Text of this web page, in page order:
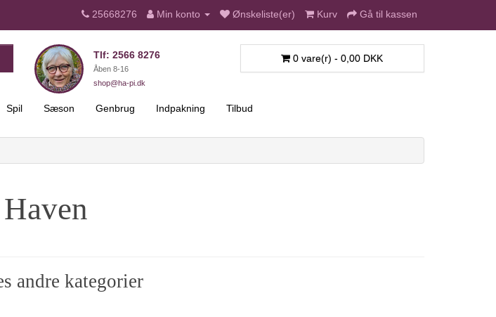
25668276 Min konto Ønskeliste(er) Kurv Gå til kassen
Tlf: 2566 8276
Åben 8-16
shop@ha-pi.dk
0 vare(r) - 0,00 DKK
Spil Sæson Genbrug Indpakning Tilbud
andre kategorier